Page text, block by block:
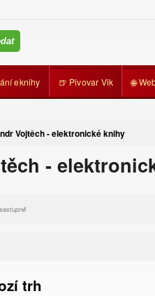
eknihy 🍺 Pivovar Vik 🌐
Vojtěch - elektronické knihy
-
sestupně
trh